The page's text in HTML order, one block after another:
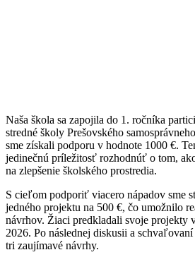
Naša škola sa zapojila do 1. ročníka
stredné školy Prešovského
sme získali podporu v hodnote 1000 €.
jedinečnú príležitosť rozhodnúť o tom,
na zlepšenie školského prostredia.
S cieľom podporiť viacero nápadov sme
jedného projektu na 500 €, čo umožnilo
návrhov. Žiaci predkladali svoje projekty
2026. Po následnej diskusii a
tri zaujímavé návrhy.